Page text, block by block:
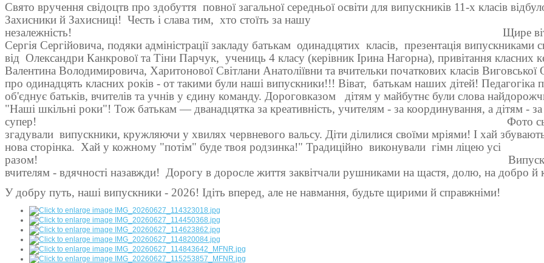
Свято вручення свідоцтв про здобуття повної загальної середньої освіти для випускників 11-х класів
Захисники й Захисниці! Честь і слава тим, хто стоїть за нашу
незалежність!
Щире
Сергія Сергійовича, подяки адміністрації закладу батькам одинадцятих класів, презентація випускниками
від Олександри Канкрової та Тіни Парчук, учениць 4 класу (керівник Ірина Нагорна), привітання класних
Валентина Володимировича, Харитонової Світлани Анатоліївни та вчительки початкових класів Виговської
про одинадцять класних років - от такими були наші випускники!!! Віват, батькам наших дітей! Педагогіка
об'єднує батьків, вчителів та учнів у єдину команду. Дороговказом
дітям у майбутнє були слова
"Наші шкільні роки"! Тож батькам — дванадцятка за креативність, учителям - за координування, а дітям -
супер!
Фото
згадували випускники, кружляючи у хвилях червневого вальсу. Діти ділилися своїми мріями! І хай
нова сторінка. Хай у кожному "потім" буде твоя родзинка!" Традиційно виконували гімн ліцею усі
разом!
вчителям - вдячності назавжди!
Дорогу в доросле життя заквітчали рушниками на щастя, долю, на добро й
У добру путь, наші випускники - 2026! Ідіть вперед, але не навмання, будьте щирими й справжніми!